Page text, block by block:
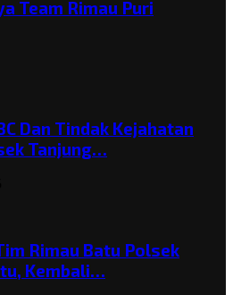
Team Rimau Puri
Dan Tindak Kejahatan
Tanjung…
Rimau Batu Polsek
Kembali…